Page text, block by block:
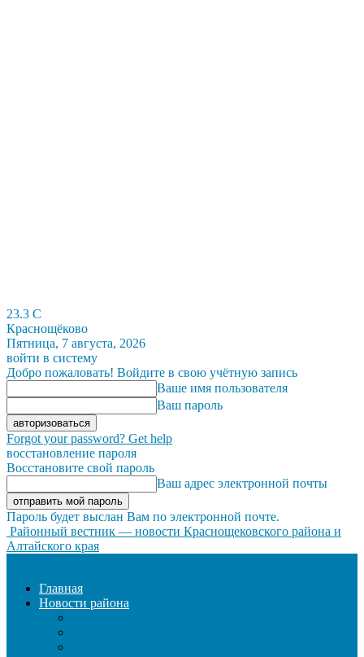
23.3 C
Краснощёково
Пятница, 7 августа, 2026
войти в систему
Добро пожаловать! Войдите в свою учётную запись
Ваше имя пользователя
Ваш пароль
Forgot your password? Get help
восстановление пароля
Восстановите свой пароль
Ваш адрес электронной почты
Пароль будет выслан Вам по электронной почте.
Районный вестник — новости Краснощековского района и
Алтайского края
Главная
Новости района